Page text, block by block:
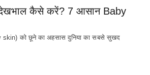
देखभाल कैसे करें? 7 आसान Baby
skin) को छूने का अहसास दुनिया का सबसे सुखद